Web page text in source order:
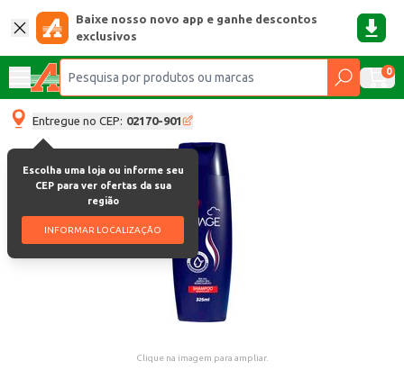
Baixe nosso novo app e ganhe descontos
exclusivos
0
Entregue no CEP: 02170-901
Escolha uma loja ou informe seu
CEP para ver ofertas da sua
região
INFORMAR LOCALIZAÇÃO
Clique na imagem para ampliar.